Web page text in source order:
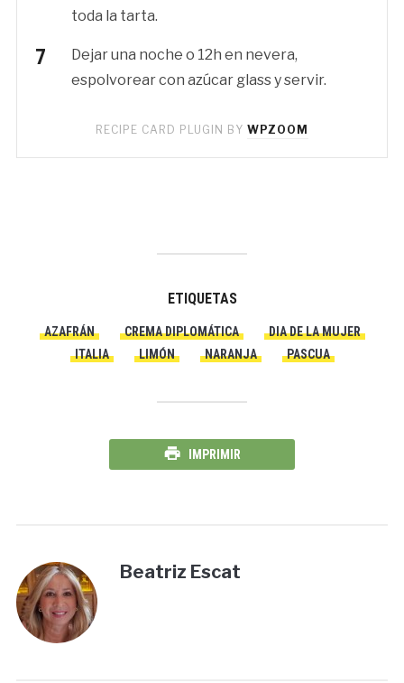
toda la tarta.
Dejar una noche o 12h en nevera,
espolvorear con azúcar glass y servir.
RECIPE CARD PLUGIN BY WPZOOM
ETIQUETAS
AZAFRÁN CREMA DIPLOMÁTICA
DIA DE LA MUJER
ITALIA
LIMÓN NARANJA PASCUA
IMPRIMIR
Beatriz Escat